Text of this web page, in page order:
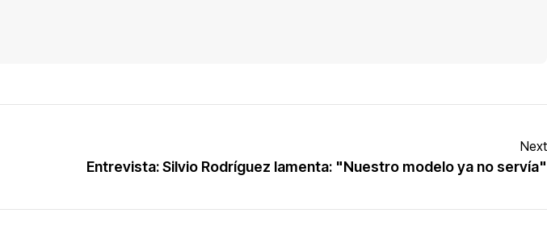
Next
Entrevista: Silvio Rodríguez lamenta: "Nuestro modelo ya no servía"